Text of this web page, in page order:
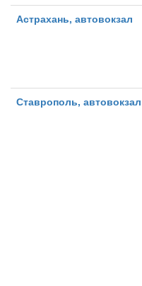
Астрахань, автовокзал
Ставрополь, автовокзал